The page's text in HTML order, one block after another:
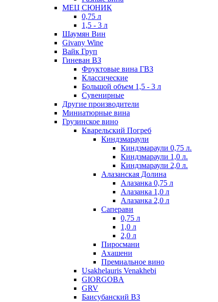
МЕЦ СЮНИК
0,75 л
1,5 - 3 л
Шаумян Вин
Givany Wine
Вайк Груп
Гиневан ВЗ
Фруктовые вина ГВЗ
Классические
Большой объем 1,5 - 3 л
Сувенирные
Другие производители
Миниатюрные вина
Грузинское вино
Кварельский Погреб
Киндзмараули
Киндзмараули 0,75 л.
Киндзмараули 1,0 л.
Киндзмараули 2,0 л.
Алазанская Долина
Алазанка 0,75 л
Алазанка 1,0 л
Алазанка 2,0 л
Саперави
0,75 л
1,0 л
2,0 л
Пиросмани
Ахашени
Премиальное вино
Usakhelauris Venakhebi
GIORGOBA
GRV
Баисубанский ВЗ